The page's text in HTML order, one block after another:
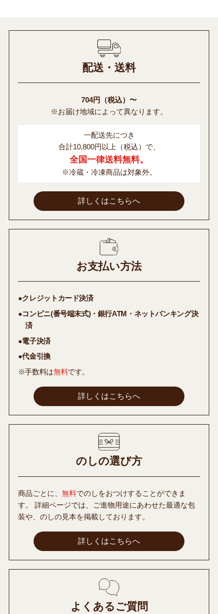
配送・送料
704円（税込）〜
※お届け地域によって異なります。
一配送先につき
合計10,800円以上（税込）で、
全国一律送料無料。
※冷蔵・冷凍商品は対象外。
詳しくはこちらへ
お支払い方法
●クレジットカード決済
●コンビニ(番号端末式)・銀行ATM・ネットバンキング決
済
●電子決済
●代金引換
※手数料は無料です。
詳しくはこちらへ
のしの選び方
商品ごとに、 無料でのしをおつけすることができま
す。 詳細ページでは、ご進物用途にあわせた最適な包
装や、のしの見本を掲載しております。
詳しくはこちらへ
よくあるご質問